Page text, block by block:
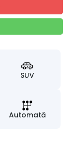
SUV
Automată